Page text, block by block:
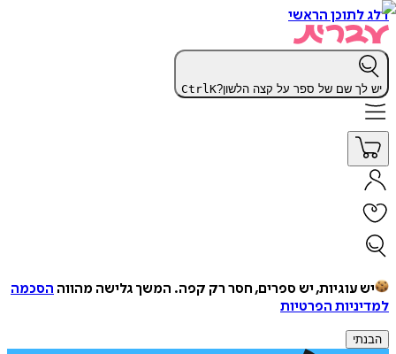
דלג לתוכן הראשי
יש לך שם של ספר על קצה הלשון? CtrlK
יש עוגיות, יש ספרים, חסר רק קפה. המשך גלישה מהווה הסכמה
למדיניות הפרטיות
הבנתי